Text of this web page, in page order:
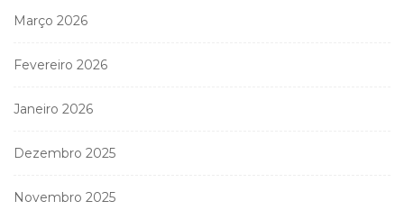
Março 2026
Fevereiro 2026
Janeiro 2026
Dezembro 2025
Novembro 2025